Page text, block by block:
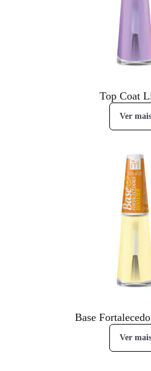
Top Coat
Ver mais
Base
Ver mais